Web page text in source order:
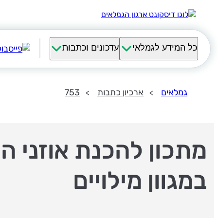
כל המידע לגמלאי עדכונים וכתבות
גמלאים ארכיון כתבות 753
מתכון להכנת אוזני
במגוון מילויים